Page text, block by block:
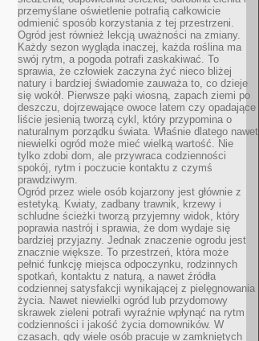
przemyślane oświetlenie potrafią całkowicie
odmienić sposób korzystania z tej przestrzeni.
Ogród jest również lekcją uważności na zmiany.
Każdy sezon wygląda inaczej, każda roślina ma
swój rytm, a pogoda potrafi zaskakiwać. To
sprawia, że człowiek zaczyna żyć nieco bliżej
natury i bardziej świadomie zauważa to, co dzieje
się wokół. Pierwsze pąki wiosną, zapach ziemi po
deszczu, dojrzewające owoce latem czy opadające
liście jesienią tworzą cykl, który przypomina o
naturalnym porządku świata. Właśnie dlatego nawet
niewielki ogród może mieć wielką wartość. Nie
tylko zdobi dom, ale przywraca codzienności
spokój, rytm i poczucie kontaktu z czymś
prawdziwym.
Ogród przez wiele osób kojarzony jest głównie z
estetyką. Kwiaty, zadbany trawnik, krzewy i
schludne ścieżki tworzą przyjemny widok, który
poprawia nastrój i sprawia, że dom wydaje się
bardziej przyjazny. Jednak znaczenie ogrodu jest
znacznie większe. To przestrzeń, która może
pełnić funkcję miejsca odpoczynku, rodzinnych
spotkań, kontaktu z naturą, a nawet źródła
codziennej satysfakcji wynikającej z pielęgnowania
życia. Nawet niewielki ogród lub przydomowy
skrawek zieleni potrafi wyraźnie wpłynąć na rytm
codzienności i jakość życia domowników. W
czasach, gdy wiele osób pracuje w zamkniętych